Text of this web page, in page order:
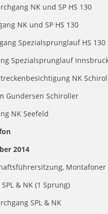
NK und SP HS 130
NK und SP HS 130
Spezialsprunglauf HS 130
Spezialsprunglauf
NK
Gundersen Schiroller
NK Seefeld
2014
Montafoner
& NK (1 Sprung)
SPL & NK